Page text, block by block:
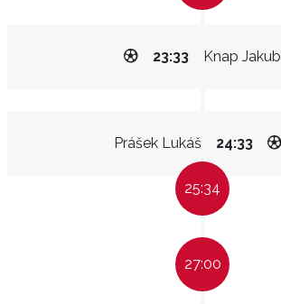
Knap Jakub
23:33
Prášek Lukáš 24:33
25:34
27:00